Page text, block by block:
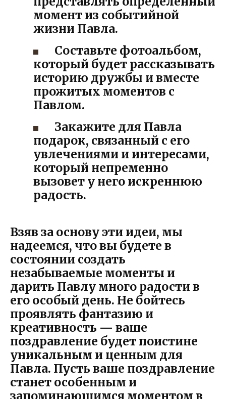
момент из событийной
жизни Павла.
Составьте фотоальбом,
который будет рассказывать
историю дружбы и вместе
прожитых моментов с
Павлом.
Закажите для Павла
подарок, связанный с его
увлечениями и интересами,
который непременно
вызовет у него искреннюю
радость.
Взяв за основу эти идеи, мы
надеемся, что вы будете в
состоянии создать
незабываемые моменты и
дарить Павлу много радости в
его особый день. Не бойтесь
проявлять фантазию и
креативность — ваше
поздравление будет поистине
уникальным и ценным для
Павла. Пусть ваше поздравление
станет особенным и
запоминающимся моментом в